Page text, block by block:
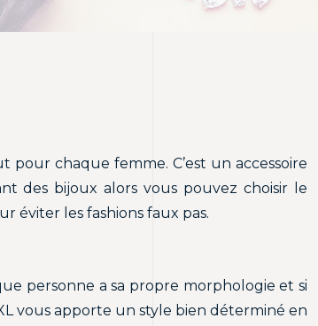
pour chaque femme. C’est un accessoire
des bijoux alors vous pouvez choisir le
éviter les fashions faux pas.
personne a sa propre morphologie et si
vous apporte un style bien déterminé en